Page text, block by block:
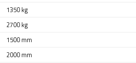
1350 kg
2700 kg
1500 mm
2000 mm